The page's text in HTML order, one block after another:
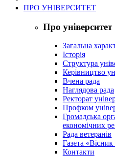
ПРО УНІВЕРСИТЕТ
Про університет
Загальна
Історія
Структура
Керівництво
Вчена рада
Наглядова рада
Ректорат
Профком
Громадська
економічних
Рада ветеранів
Газета
Контакти